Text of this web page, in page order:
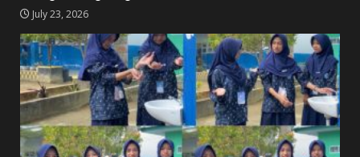
July 23, 2026